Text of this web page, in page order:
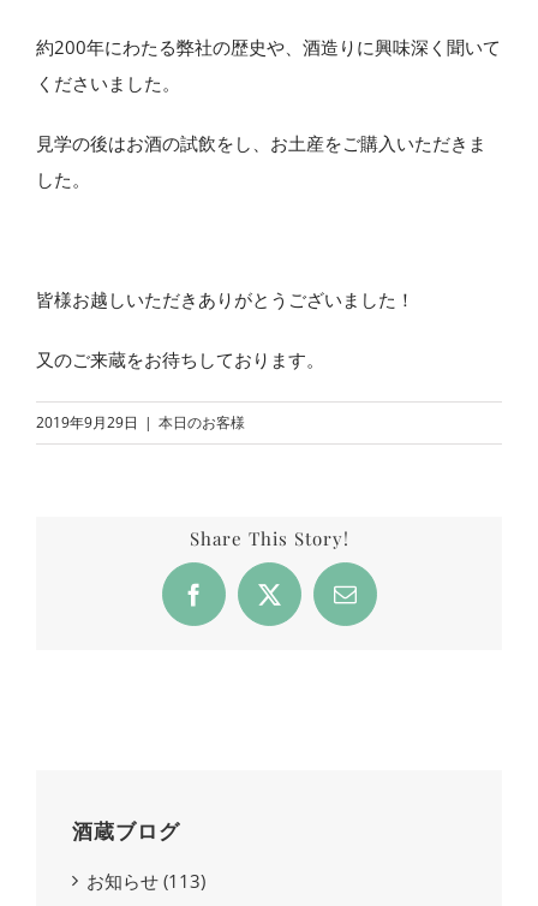
約200年にわたる弊社の歴史や、酒造りに興味深く聞いて
くださいました。
見学の後はお酒の試飲をし、お土産をご購入いただきま
した。
皆様お越しいただきありがとうございました！
又のご来蔵をお待ちしております。
2019年9月29日 | 本日のお客様
Share This Story!
Facebook
X Email
酒蔵ブログ
お知らせ (113)